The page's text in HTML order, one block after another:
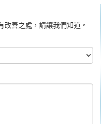
善之處，請讓我們知道。